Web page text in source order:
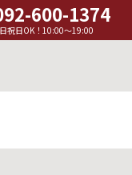
600-1374
祝日OK！10:00～19:00